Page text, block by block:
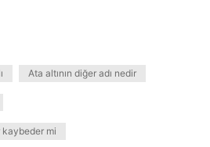
Ata altının diğer adı nedir
mi